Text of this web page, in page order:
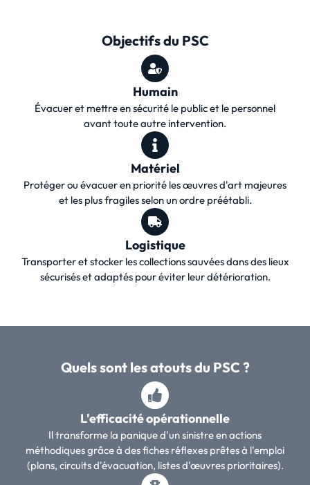
Objectifs du PSC
Humain
Évacuer et mettre en sécurité le public et le personnel
avant toute autre intervention.
Matériel
Protéger ou évacuer en priorité les œuvres d'art majeures
et les plus fragiles selon un ordre préétabli.
Logistique
Transporter et stocker les collections sauvées dans des lieux
sécurisés et adaptés pour éviter leur détérioration.
Quels sont les atouts du PSC ?
L'efficacité opérationnelle
Il transforme la panique d'un sinistre en actions
méthodiques grâce à des fiches réflexes prêtes à l'emploi
(plans, circuits d'évacuation, listes d'œuvres prioritaires).